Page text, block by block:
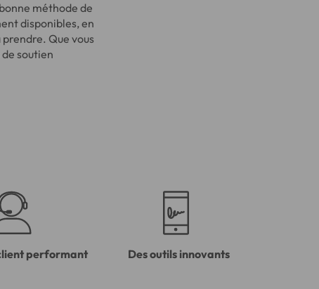
méthode de
disponibles, en
Que vous
soutien
performant Des outils innovants